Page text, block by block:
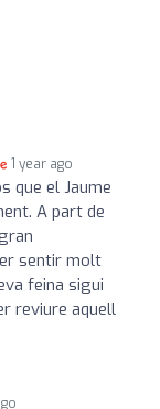
1 year ago
que el Jaume
A part de
sentir molt
feina sigui
reviure aquell